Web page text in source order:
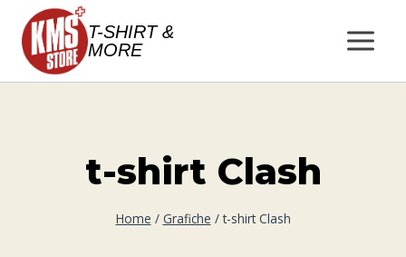
Salta
contenuto
T-SHIRT &
MORE
t-shirt Clash
Home / Grafiche / t-shirt Clash